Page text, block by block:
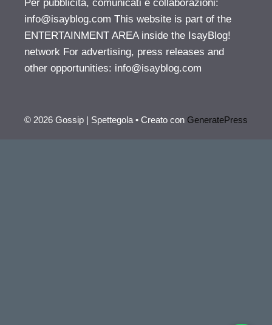
Per pubblicità, comunicati e collaborazioni:
info@isayblog.com This website is part of the
ENTERTAINMENT AREA inside the IsayBlog!
network For advertising, press releases and
other opportunities: info@isayblog.com
© 2026 Gossip | Spettegola • Creato con GeneratePress